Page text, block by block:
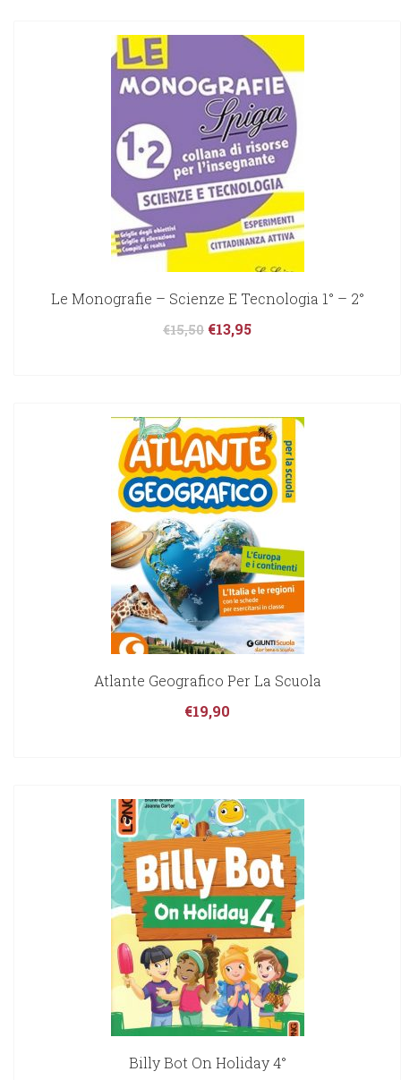
Le Monografie – Scienze E Tecnologia 1° – 2°
€15,50 €13,95
Atlante Geografico Per La Scuola
€19,90
Billy Bot On Holiday 4°